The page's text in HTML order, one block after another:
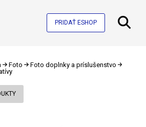
PRIDAŤ ESHOP
Foto
Foto doplnky a príslušenstvo